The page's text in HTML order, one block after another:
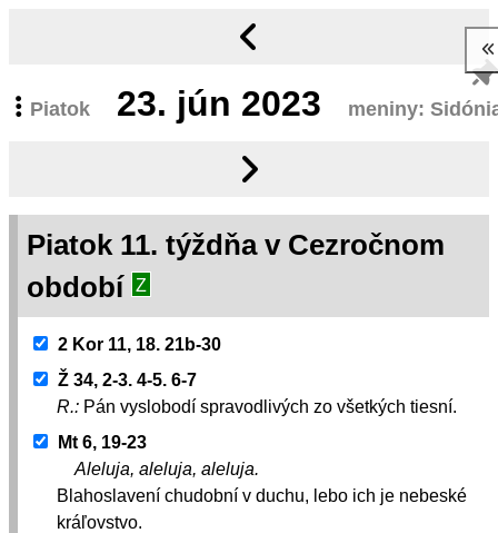
Piatok 23. jún 2023 meniny:
Piatok 11. týždňa v Cezročnom
období
Z
2 Kor 11, 18. 21b-30
Ž 34, 2-3. 4-5. 6-7
R.: Pán vyslobodí spravodlivých zo všetkých tiesní.
Mt 6, 19-23
Aleluja, aleluja, aleluja.
Blahoslavení chudobní v duchu, lebo ich je nebeské
kráľovstvo.